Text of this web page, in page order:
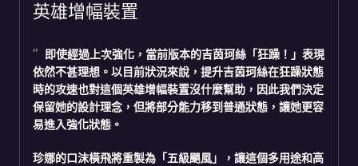
英雄增幅裝置
即使經過上次強化，當前版本的吉茵珂絲 「狂躁！ 」表現
依然不甚理想。以目前狀況來說，提升吉茵珂絲在狂躁狀態
時的攻速也對這個英雄增幅裝置沒什麼幫助，因此我們決定
保留她的設計理念，但將部分能力移到普通狀態，讓她更容
易進入強化狀態。
珍娜的口沫橫飛將重製為 「五級颶風」
，讓這個多用途和高